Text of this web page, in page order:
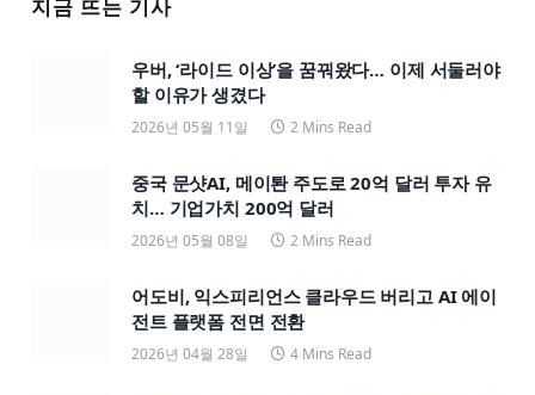
지금 뜨는 기사
우버, ‘라이드 이상’을 꿈꿔왔다… 이제 서둘러야
할 이유가 생겼다
2026년 05월 11일 2 Mins Read
중국 문샷AI, 메이퇀 주도로 20억 달러 투자 유
치… 기업가치 200억 달러
2026년 05월 08일 2 Mins Read
어도비, 익스피리언스 클라우드 버리고 AI 에이
전트 플랫폼 전면 전환
2026년 04월 28일 4 Mins Read